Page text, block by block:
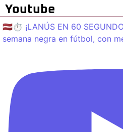
Youtube
🇱🇻⏱️ ¡LANÚS EN 60
semana negra en fútbol, con